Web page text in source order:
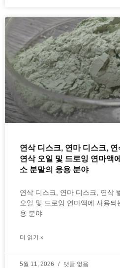
연삭 디스크, 연마 디스크,
연삭 오일 및 드로잉 연마액
소 분말의 응용 분야
연삭 디스크, 연마 디스크, 연삭
오일 및 드로잉 연마액에 사용
용 분야
더 읽기 »
5월 11, 2026 댓글 없음